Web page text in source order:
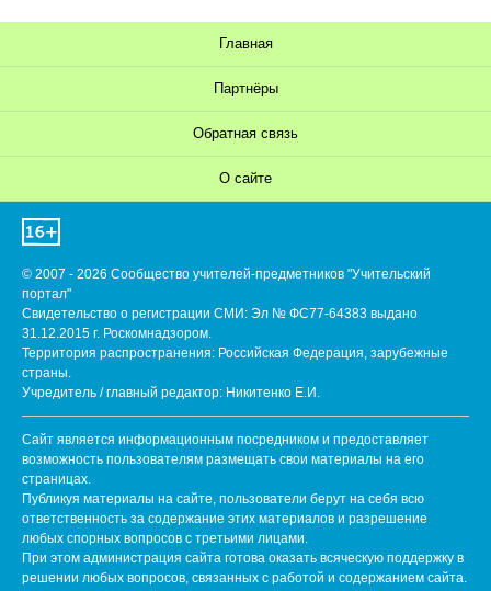
Главная
Партнёры
Обратная связь
О сайте
© 2007 - 2026 Сообщество учителей-предметников "Учительский
портал"
Свидетельство о регистрации СМИ: Эл № ФС77-64383 выдано
31.12.2015 г. Роскомнадзором.
Территория распространения: Российская Федерация, зарубежные
страны.
Учредитель / главный редактор: Никитенко Е.И.
Сайт является информационным посредником и предоставляет
возможность пользователям размещать свои материалы на его
страницах.
Публикуя материалы на сайте, пользователи берут на себя всю
ответственность за содержание этих материалов и разрешение
любых спорных вопросов с третьими лицами.
При этом администрация сайта готова оказать всяческую поддержку в
решении любых вопросов, связанных с работой и содержанием сайта.